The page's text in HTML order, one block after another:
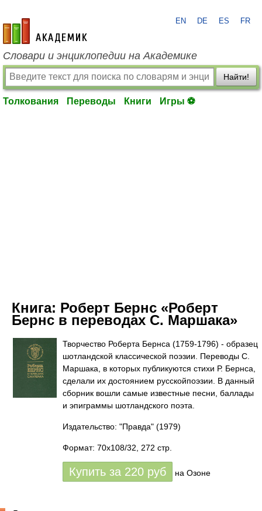
academic.ru
EN DE ES FR
Словари и энциклопедии на Академике
Найти!
Толкования Переводы Книги Игры ⚽
Книга: Роберт Бернс «Роберт
Бернс в переводах С. Маршака»
Творчество Роберта Бернса (1759-1796) - образец
шотландской классической поэзии. Переводы С.
Маршака, в которых публикуются стихи Р. Бернса,
сделали их достоянием русскойпоэзии. В данный
сборник вошли самые известные песни, баллады
и эпиграммы шотландского поэта.
Издательство: "Правда" (1979)
Формат: 70x108/32, 272 стр.
Купить за 220 руб на Озоне